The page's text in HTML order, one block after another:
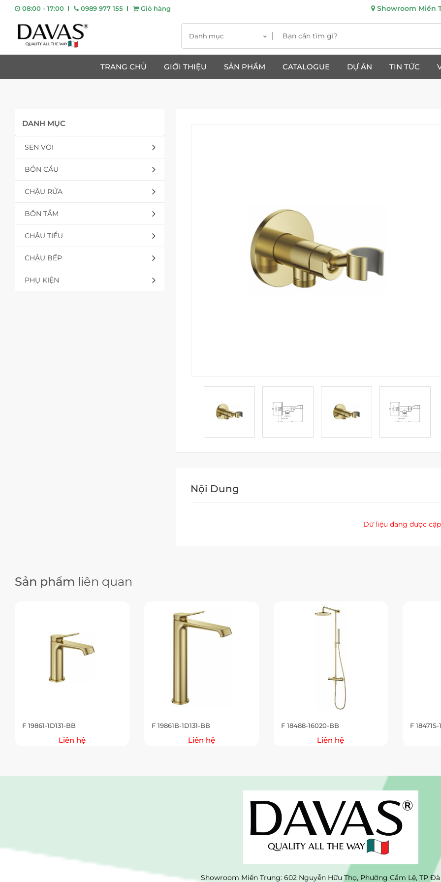
08:00 - 17:00 0989 977 155 Giỏ hàng Showroom Miền
Danh mục
TRANG CHỦ GIỚI THIỆU SẢN PHẨM CATALOGUE DỰ ÁN TIN TỨC
DANH MỤC
SEN VÒI
BỒN CẦU
CHẬU RỬA
BỒN TẮM
CHẬU TIỂU
CHẬU BẾP
PHỤ KIỆN
Nội Dung
Dữ liệu đang được
Sản phẩm liên quan
F 19861-1D131-BB
Liên hệ
F 19861B-1D131-BB
Liên hệ
F 18488-16020-BB
Liên hệ
F
Showroom Miền Trung: 602 Nguyễn Hữu Thọ, Phường Cẩm Lệ, TP